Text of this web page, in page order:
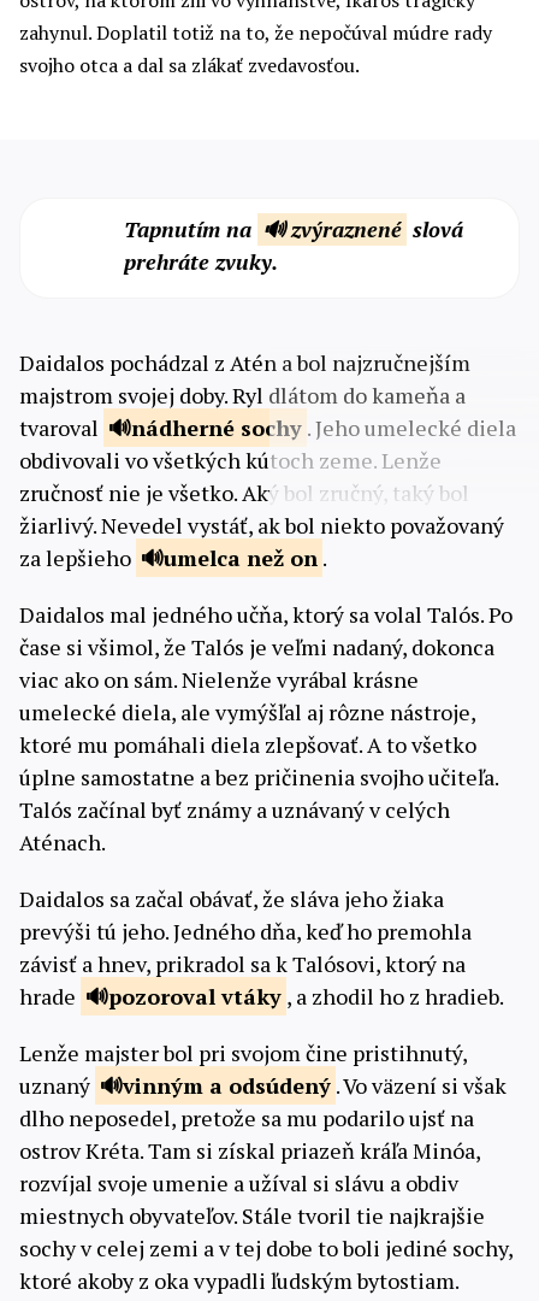
zahynul. Doplatil totiž na to, že nepočúval múdre rady
svojho otca a dal sa zlákať zvedavosťou.
Tapnutím na 🔊 zvýraznené slová
prehráte zvuky.
Daidalos pochádzal z Atén a bol najzručnejším
majstrom svojej doby. Ryl dlátom do kameňa a
tvaroval
nádherné sochy . Jeho umelecké diela
obdivovali vo všetkých kútoch zeme. Lenže
zručnosť nie je všetko. Aký bol zručný, taký bol
žiarlivý. Nevedel vystáť, ak bol niekto považovaný
za lepšieho
umelca než on .
Daidalos mal jedného učňa, ktorý sa volal Talós. Po
čase si všimol, že Talós je veľmi nadaný, dokonca
viac ako on sám. Nielenže vyrábal krásne
umelecké diela, ale vymýšľal aj rôzne nástroje,
ktoré mu pomáhali diela zlepšovať. A to všetko
úplne samostatne a bez pričinenia svojho učiteľa.
Talós začínal byť známy a uznávaný v celých
Aténach.
Daidalos sa začal obávať, že sláva jeho žiaka
prevýši tú jeho. Jedného dňa, keď ho premohla
závisť a hnev, prikradol sa k Talósovi, ktorý na
hrade
pozorovalvtáky , a zhodil ho z hradieb.
Lenže majster bol pri svojom čine pristihnutý,
uznaný
vinným a odsúdený . Vo väzení si však
dlho neposedel, pretože sa mu podarilo ujsť na
ostrov Kréta. Tam si získal priazeň kráľa Minóa,
rozvíjal svoje umenie a užíval si slávu a obdiv
miestnych obyvateľov. Stále tvoril tie najkrajšie
sochy v celej zemi a v tej dobe to boli jediné sochy,
ktoré akoby z oka vypadli ľudským bytostiam.